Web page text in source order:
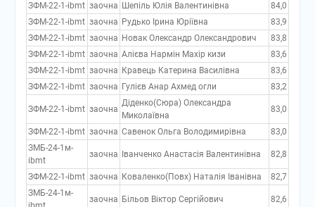
ЗФМ-22-1-ibmt заочна Шепіль Юлія Валентинівна
84,0
ЗФМ-22-1-ibmt заочна Рудько Ірина Юріївна
83,9
ЗФМ-22-1-ibmt заочна Новак Олександр Олександрович
83,8
ЗФМ-22-1-ibmt заочна Алієва Нармін Махір кизи
83,6
ЗФМ-22-1-ibmt заочна Кравець Катерина Василівна
83,6
ЗФМ-22-1-ibmt заочна Гулієв Анар Ахмед огли 83,2
ЗФМ-22-1-ibmt заочна
Діденко(Сюра) Олександра
Миколаївна
83,0
ЗФМ-22-1-ibmt заочна Савенок Ольга Володимирівна
83,0
ЗМБ-24-1м-
ibmt
заочна Іванченко Анастасія Валентинівна 82,8
ЗФМ-22-1-ibmt заочна Коваленко(Повх) Наталія Іванівна
82,7
ЗМБ-24-1м-
заочна Більов Віктор Сергійович 82,6